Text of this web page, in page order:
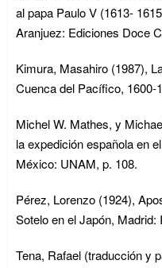
al papa Paulo V (1613-
Aranjuez: Ediciones Doce
Kimura, Masahiro (1987),
Cuenca del Pacífico, 1600-
Michel W. Mathes, y
la expedición española en
México: UNAM, p. 108.
Pérez, Lorenzo (1924),
Sotelo en el Japón, Madrid:
Tena, Rafael (traducción y